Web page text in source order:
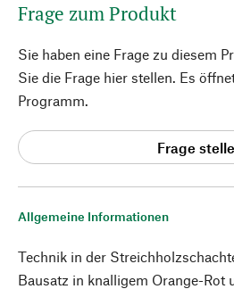
Allgemeine Informationen
Technik in der
Bausatz in knalligem Orange-Rot
Frage zum Produkt
Sie haben eine Frage zu diesem
Sie die Frage hier stellen. Es
Programm.
Frage